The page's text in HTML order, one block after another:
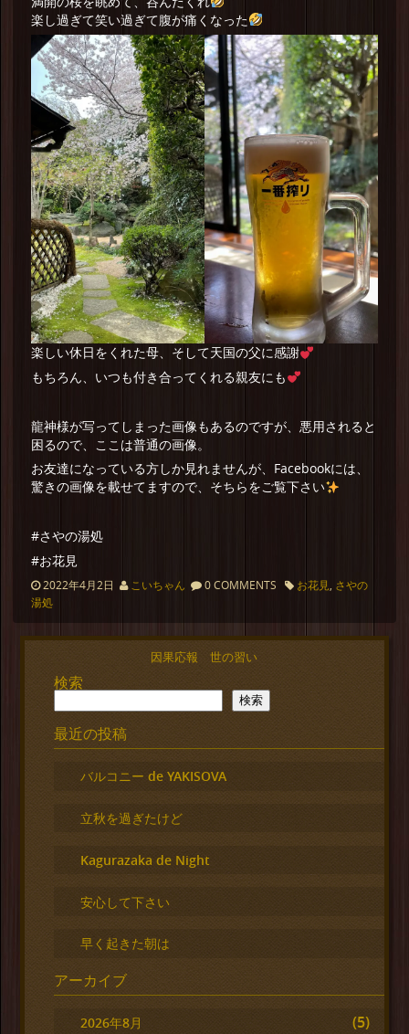
楽し過ぎて笑い過ぎて腹が痛くなった
楽しい休日をくれた母、そして天国の父に感謝
もちろん、いつも付き合ってくれる親友にも
龍神様が写ってしまった画像もあるのですが、悪用されると
困るので、ここは普通の画像。
お友達になっている方しか見れませんが、Facebookには、
驚きの画像を載せてますので、そちらをご覧下さい
#さやの湯処
#お花見
2022年4月2日 こいちゃん 0 COMMENTS お花見 さやの
湯処
因果応報 世の習い
検索
検索
最近の投稿
バルコニー de YAKISOVA
立秋を過ぎたけど
Kagurazaka de Night
安心して下さい
早く起きた朝は
アーカイブ
2026年8月 (5)